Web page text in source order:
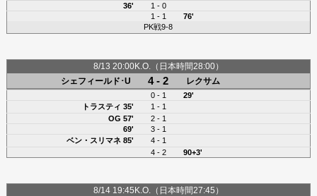
36'
1 - 0
1 - 1
76'
PK戦9-8
8/13 20:00K.O.（日本時間28:00）
シェフィールド･U
4 - 2 レクサム
0 - 1
29'
トラスティ 35'
1 - 1
OG 57'
2 - 1
69'
3 - 1
ベン・スリマネ85'
4 - 1
4 - 2
90+3'
8/14 19:45K.O.（日本時間27:45）